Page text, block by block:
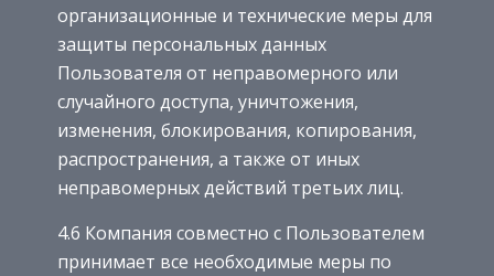
организационные и технические меры для
защиты персональных данных
Пользователя от неправомерного или
случайного доступа, уничтожения,
изменения, блокирования, копирования,
распространения, а также от иных
неправомерных действий третьих лиц.
4.6 Компания совместно с Пользователем
принимает все необходимые меры по